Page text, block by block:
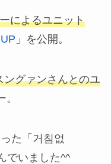
によるユニット
」を公開。
ングァンさんとのユ
た「거침없
でいました^^